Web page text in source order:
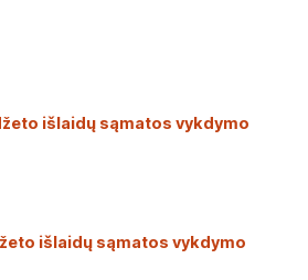
išlaidų sąmatos vykdymo
išlaidų sąmatos vykdymo